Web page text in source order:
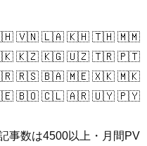
🇻🇳 🇱🇦 🇰🇭 🇹🇭 🇲🇲
🇰🇿 🇰🇬 🇺🇿 🇹🇷 🇵🇹
🇷🇸 🇧🇦 🇲🇪 🇽🇰 🇲🇰
🇧🇴 🇨🇱 🇦🇷 🇺🇾 🇵🇾
事数は4500以上・月間PV